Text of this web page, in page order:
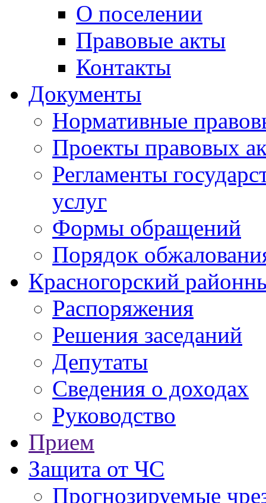
О поселении
Правовые акты
Контакты
Документы
Нормативные
Проекты правовых
Регламенты
услуг
Формы обращений
Порядок
Красногорский
Распоряжения
Решения заседаний
Депутаты
Сведения о доходах
Руководство
Прием
Защита от ЧС
Прогнозируемые